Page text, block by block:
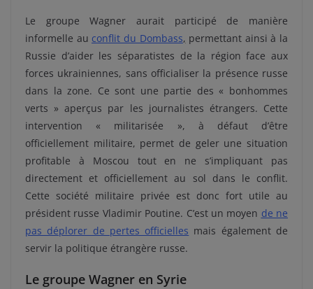
Le groupe Wagner aurait participé de manière
informelle au conflit du Dombass, permettant ainsi à la
Russie d’aider les séparatistes de la région face aux
forces ukrainiennes, sans officialiser la présence russe
dans la zone. Ce sont une partie des « bonhommes
verts » aperçus par les journalistes étrangers. Cette
intervention « militarisée », à défaut d’être
officiellement militaire, permet de geler une situation
profitable à Moscou tout en ne s’impliquant pas
directement et officiellement au sol dans le conflit.
Cette société militaire privée est donc fort utile au
président russe Vladimir Poutine. C’est un moyen de ne
pas déplorer de pertes officielles mais également de
servir la politique étrangère russe.
Le groupe Wagner en Syrie